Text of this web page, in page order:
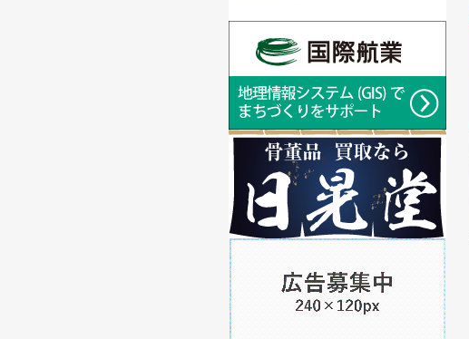
ド
目
の
ス
ラ
1
の
ス
ラ
イ
ド
1
枚
目
の